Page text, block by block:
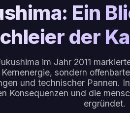
Ein
der
im Jahr 2011
sondern
und technischer Pannen.
Konsequenzen und die
ergründet.